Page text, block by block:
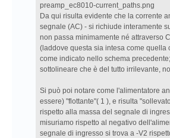
un
altro
pre
con
ec8010
preamp_ec8010-current_paths.png
Da qui risulta evidente che la corrente
segnale (AC) - si richiude interamente
non passa minimamente né attraverso
(laddove questa sia intesa come quella
come indicato nello schema
sottolineare che è del tutto irrilevante,
Si può poi notare come l'alimentatore
essere) "flottante"( 1 ), e risulta
rispetto alla massa del segnale di
misuriamo rispetto al negativo
segnale di ingresso si trova a -V2